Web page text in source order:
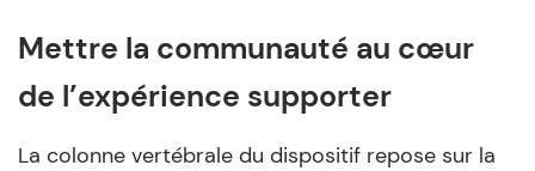
Mettre la communauté au cœur
de l’expérience supporter
La colonne vertébrale du dispositif repose sur la